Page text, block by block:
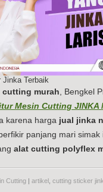
Jinka Terbaik
cutting murah , Bengkel
Mesin Cutting JINKA
karena harga jual jinka
panjang mari simak
alat cutting polyflex
Cutting | artikel cutting sticker